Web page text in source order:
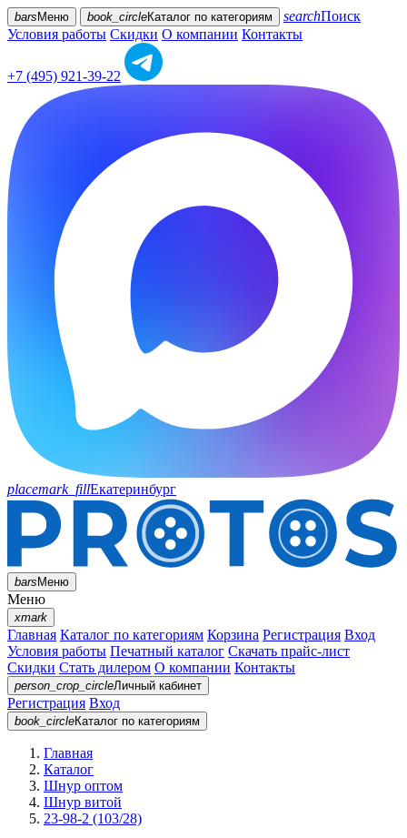
bars Меню book_circleКаталог по категориям searchПоиск
Условия работы Скидки О компании Контакты
+7 (495) 921-39-22
placemark_fillЕкатеринбург
barsМеню
Меню
xmark
Главная Каталог по категориям Корзина Регистрация Вход
Условия работы Печатный каталог Скачать прайс-лист
Скидки Стать дилером О компании Контакты
person_crop_circleЛичный кабинет
Регистрация Вход
book_circleКаталог по категориям
Главная
Каталог
Шнур оптом
Шнур витой
23-98-2 (103/28)